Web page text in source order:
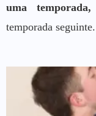
uma temporada,
temporada seguinte.